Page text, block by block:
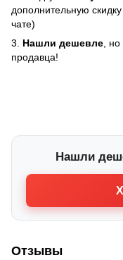
дополнительную
чате)
3. Нашли дешевле ,
продавца!
Нашли
Отзывы